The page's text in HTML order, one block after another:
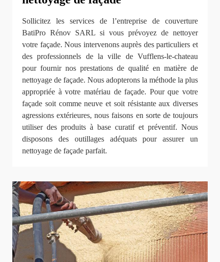
Sollicitez les services de l’entreprise de couverture
BatiPro Rénov SARL si vous prévoyez de nettoyer
votre façade. Nous intervenons auprès des particuliers et
des professionnels de la ville de Vufflens-le-chateau
pour fournir nos prestations de qualité en matière de
nettoyage de façade. Nous adopterons la méthode la plus
appropriée à votre matériau de façade. Pour que votre
façade soit comme neuve et soit résistante aux diverses
agressions extérieures, nous faisons en sorte de toujours
utiliser des produits à base curatif et préventif. Nous
disposons des outillages adéquats pour assurer un
nettoyage de façade parfait.